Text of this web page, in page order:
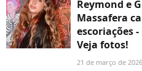
Reymond e
Massafera
escoriações
Veja fotos!
21 de março de 2026